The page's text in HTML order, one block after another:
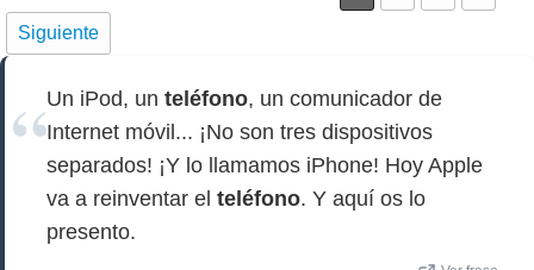
Siguiente
Un iPod, un teléfono, un comunicador de
Internet móvil... ¡No son tres dispositivos
separados! ¡Y lo llamamos iPhone! Hoy Apple
va a reinventar el teléfono. Y aquí os lo
presento.